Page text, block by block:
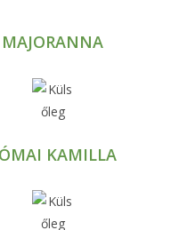
MAJORANNA
KAMILLA